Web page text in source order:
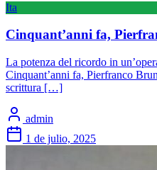
Ita
Cinquant’anni fa,
La potenza del ricordo in
Cinquant’anni fa, Pierfranco
scrittura […]
admin
1 de julio, 2025